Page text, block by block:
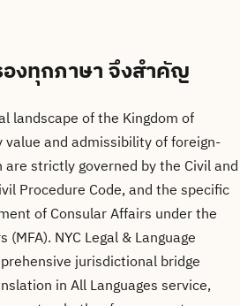
งทุกภาษาจึงสำคัญ
landscape of the Kingdom of
and admissibility of foreign-
strictly governed by the Civil and
Procedure Code, and the specific
of Consular Affairs under the
NYC Legal & Language
jurisdictional bridge
in All Languages service,